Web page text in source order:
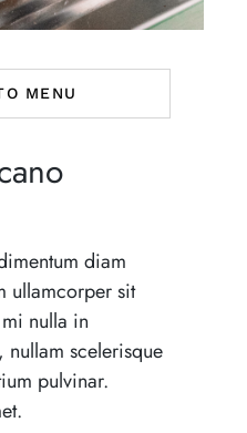
MENU
diam
ullamcorper sit
nulla in
nullam scelerisque
pulvinar.